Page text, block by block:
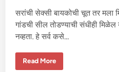
सरांची सेक्सी बायकोची चूत तर मला
गांडची सील तोडण्याची संधीही
नव्हता. हे सर्व कसे…
बॉ
Read More